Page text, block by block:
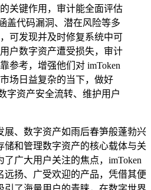
关键作用，审计能全面评估
盖代码漏洞、潜在风险等多
可发现并及时修复系统中可
户数字资产遭受损失，审计
参考，增强他们对 imToken
场日益复杂的当下，做好
字资产安全流转、维护用户
展、数字资产如雨后春笋般蓬勃兴
储和管理数字资产的核心载体与关
广大用户关注的焦点，imToken
远扬、广受欢迎的产品，凭借其便